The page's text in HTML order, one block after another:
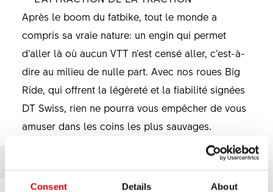
Consent Details About
RIDE
Après le boom du fatbike, tout le monde a
compris sa vraie nature: un engin qui permet
d’aller là où aucun VTT n’est censé aller, c’est-à-
dire au milieu de nulle part. Avec nos roues Big
Ride, qui offrent la légèreté et la fiabilité signées
DT Swiss, rien ne pourra vous empêcher de vous
amuser dans les coins les plus sauvages.